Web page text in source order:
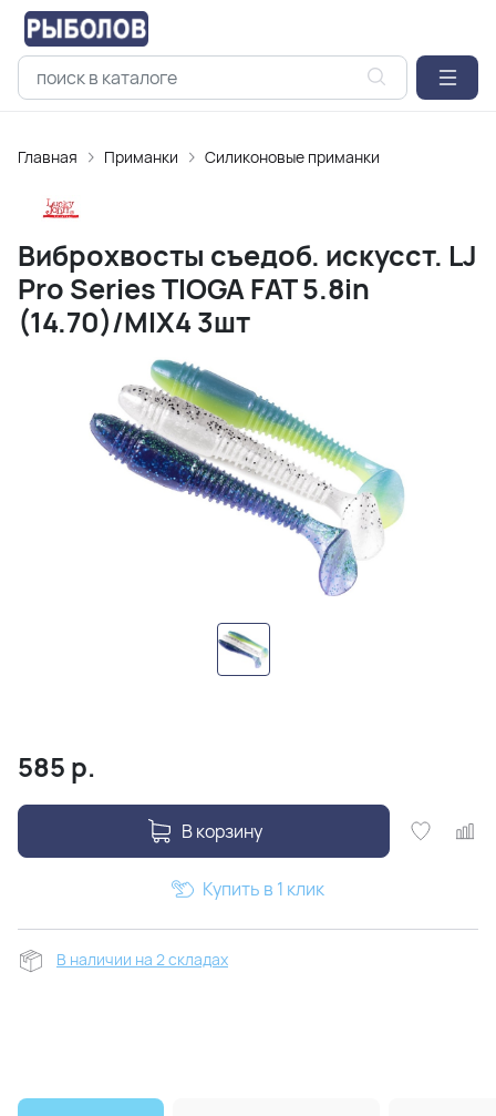
Главная Приманки Силиконовые приманки
Виброхвосты съедоб. искусст. LJ
Pro Series TIOGA FAT 5.8in
(14.70)/MIX4 3шт
585 р.
В корзину
Купить в 1 клик
В наличии на 2 складах